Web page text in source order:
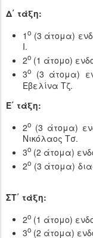
Δ΄ τάξη:
1ο
(3 άτομα)​
Ι.​
2ο ​(1 άτομο)
3ο
​(3 άτομα)
Εβελίνα ​Τζ.​
Ε΄ τάξη:
2ο
(3 άτομα)​
Νικόλαος ​Τσ.​ ​
3ο​ (2 άτομα)
2ο
(3 άτομα)​
ΣΤ΄ τάξη:
2ο ​(​1 άτομο)
3ο ​(2 άτομα)